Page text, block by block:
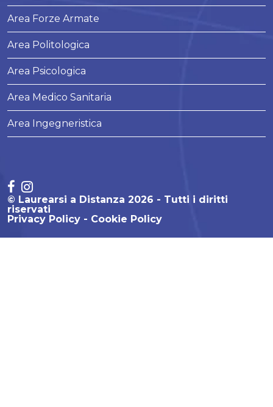
Area Forze Armate
Area Politologica
Area Psicologica
Area Medico Sanitaria
Area Ingegneristica
© Laurearsi a Distanza 2026 - Tutti i diritti
riservati
Privacy Policy
Cookie Policy